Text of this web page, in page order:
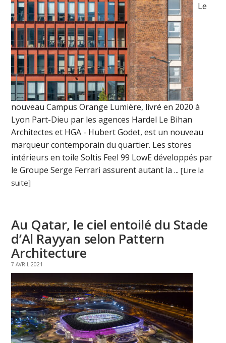
Le
nouveau Campus Orange Lumière, livré en 2020 à
Lyon Part-Dieu par les agences Hardel Le Bihan
Architectes et HGA - Hubert Godet, est un nouveau
marqueur contemporain du quartier. Les stores
intérieurs en toile Soltis Feel 99 LowE développés par
le Groupe Serge Ferrari assurent autant la ...[Lire la
suite]
Au Qatar, le ciel entoilé du Stade
d’Al Rayyan selon Pattern
Architecture
7 AVRIL 2021